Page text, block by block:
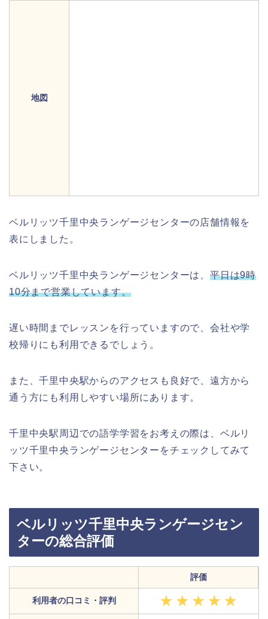
地図
ベルリッツ千里中央ランゲージセンターの店舗情報を
表にしました。
ベルリッツ千里中央ランゲージセンターは、 平日は9時
10分まで営業しています。
遅い時間までレッスンを行っていますので、会社や学
校帰りにも利用できるでしょう。
また、千里中央駅からのアクセスも良好で、遠方から
通う方にも利用しやすい場所にあります。
千里中央駅周辺での語学学習をお考えの際は、ベルリ
ッツ千里中央ランゲージセンターをチェックしてみて
下さい。
ベルリッツ千里中央ランゲージセン
ターの総合評価
評価
利用者の口コミ・評判